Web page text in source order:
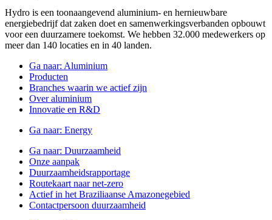
Hydro is een toonaangevend aluminium- en hernieuwbare
energiebedrijf dat zaken doet en samenwerkingsverbanden opbouwt
voor een duurzamere toekomst. We hebben 32.000 medewerkers op
meer dan 140 locaties en in 40 landen.
Ga naar: Aluminium
Producten
Branches waarin we actief zijn
Over aluminium
Innovatie en R&D
Ga naar: Energy
Ga naar: Duurzaamheid
Onze aanpak
Duurzaamheidsrapportage
Routekaart naar net-zero
Actief in het Braziliaanse Amazonegebied
Contactpersoon duurzaamheid